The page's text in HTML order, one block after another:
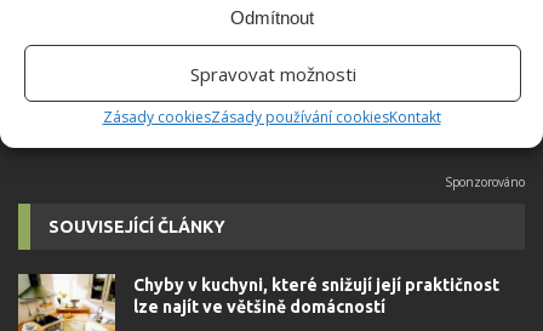
Odmítnout
Spravovat možnosti
Zásady cookiesZásady používání cookiesKontakt
rozhodla zůstat. Její v...
SOUVISEJÍCÍ ČLÁNKY
Chyby v kuchyni, které snižují její praktičnost
lze najít ve většině domácností